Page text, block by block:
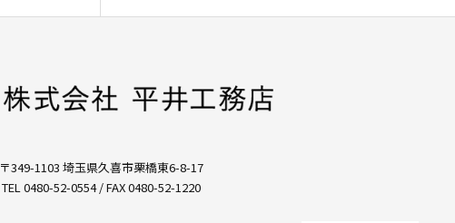
〒349-1103 埼玉県久喜市栗橋東6-8-17
TEL 0480-52-0554 / FAX 0480-52-1220